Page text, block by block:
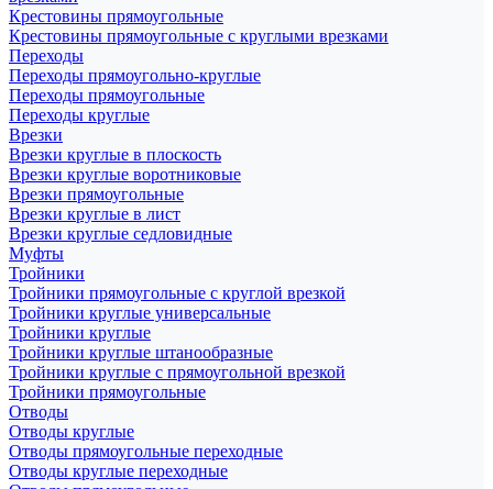
Крестовины прямоугольные
Крестовины прямоугольные с круглыми врезками
Переходы
Переходы прямоугольно-круглые
Переходы прямоугольные
Переходы круглые
Врезки
Врезки круглые в плоскость
Врезки круглые воротниковые
Врезки прямоугольные
Врезки круглые в лист
Врезки круглые седловидные
Муфты
Тройники
Тройники прямоугольные с круглой врезкой
Тройники круглые универсальные
Тройники круглые
Тройники круглые штанообразные
Тройники круглые с прямоугольной врезкой
Тройники прямоугольные
Отводы
Отводы круглые
Отводы прямоугольные переходные
Отводы круглые переходные